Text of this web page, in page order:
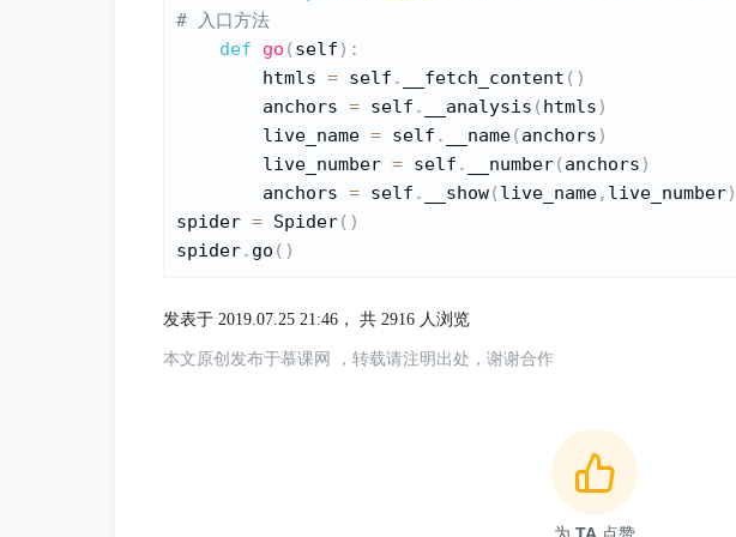
# 入口方法
def
go ( self ) :
        htmls
= self . __fetch_content ( )
        anchors
= self . __analysis ( htmls )
        live_name
= self . __name( anchors )
        live_number
= self . __number( anchors )
        anchors
= self . __show( live_name, live_number)
spider = Spider( )
spider. go ( )
发表于 2019.07.25 21:46， 共 2916 人浏览
本文原创发布于慕课网 ，转载请注明出处，谢谢合作